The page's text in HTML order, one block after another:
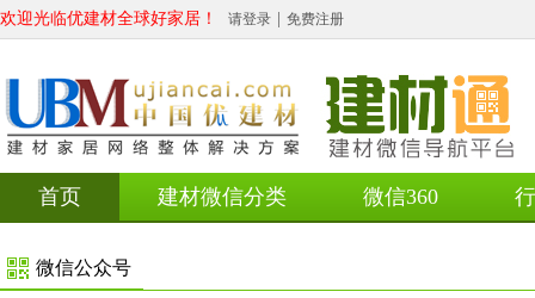
欢迎光临优建材全球好家居！ 请登录 免费注册
首页 建材微信分类 微信360
微信公众号